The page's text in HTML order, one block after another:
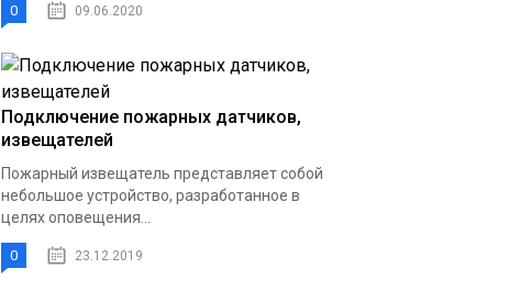
0 09.06.2020
Подключение пожарных датчиков,
извещателей
Пожарный извещатель представляет собой
небольшое устройство, разработанное в
целях оповещения...
0 23.12.2019